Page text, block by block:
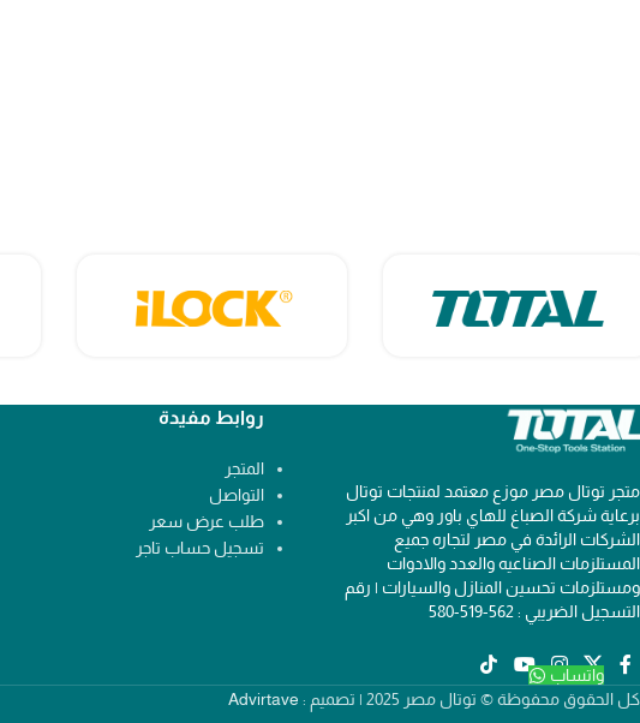
متجر توتال مصر موزع معتمد لمنتجات توتال
برعاية شركة الصباغ للهاي باور وهي من اكبر
الشركات الرائدة في مصر لتجاره جميع
المستلزمات الصناعيه والعدد والادوات
ومستلزمات تحسين المنازل والسيارات | رقم
التسجيل الضريبي : 562-519-580
واتساب
روابط مفيدة
المتجر
التواصل
طلب عرض سعر
تسجيل حساب تاجر
كل الحقوق محفوظة © توتال مصر 2025 | تصميم : Advirtave